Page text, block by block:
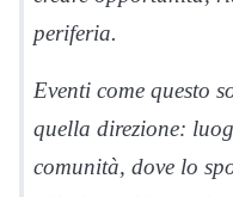
periferia.
Eventi come questo
quella direzione:
comunità, dove lo